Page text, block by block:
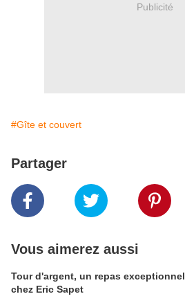
Publicité
#Gîte et couvert
Partager
Vous aimerez aussi
Tour d'argent, un repas exceptionnel
chez Eric Sapet